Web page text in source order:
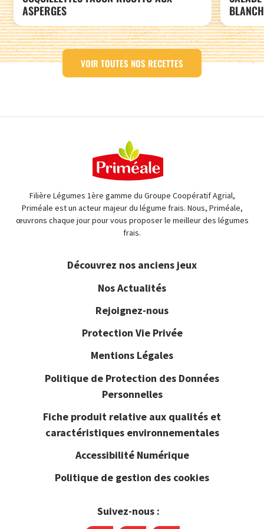
ASPERGES
VOIR TOUTES NOS RECETTES
Filière Légumes 1ère gamme du Groupe Coopératif Agrial,
Priméale est un acteur majeur du légume frais. Nous, Priméale,
œuvrons chaque jour pour vous proposer le meilleur des légumes
frais.
Découvrez nos anciens jeux
Nos Actualités
Rejoignez-nous
Protection Vie Privée
Mentions Légales
Politique de Protection des Données
Personnelles
Fiche produit relative aux qualités et
caractéristiques environnementales
Accessibilité Numérique
Politique de gestion des cookies
Suivez-nous :